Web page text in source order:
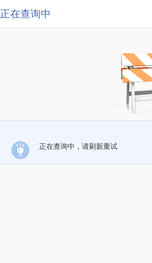
正在查询中
正在查询中，请刷新重试